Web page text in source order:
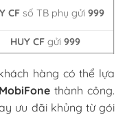
CF số TB phụ gửi 999
HUY CFgửi 999
hàng có thể lựa
thành công.
ưu đãi khủng từ gói